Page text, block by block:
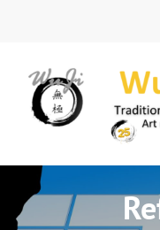
WUJI –